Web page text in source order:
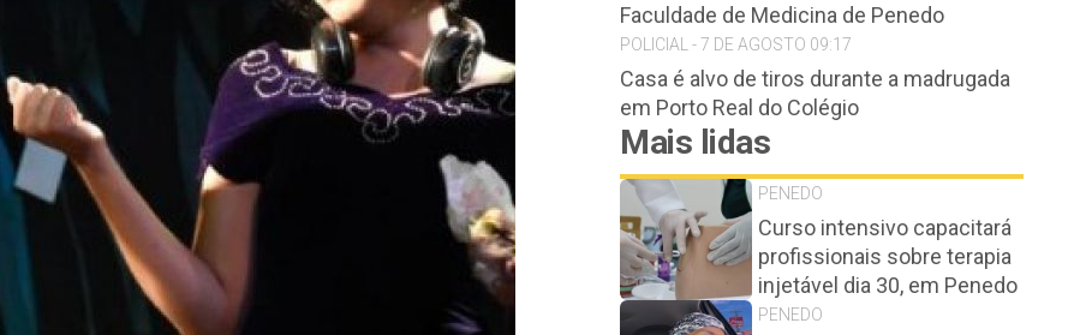
Faculdade de Medicina de Penedo
POLICIAL - 7 DE AGOSTO 09:17
Casa é alvo de tiros durante a madrugada
em Porto Real do Colégio
Mais lidas
PENEDO
Curso intensivo capacitará
profissionais sobre terapia
injetável dia 30, em Penedo
PENEDO